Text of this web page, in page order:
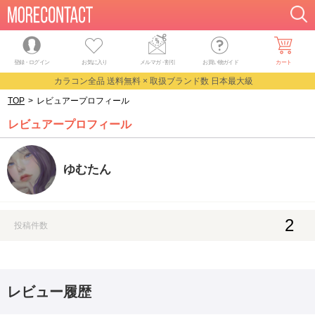
登録・ログイン お気に入り メルマガ・割引 お買い物ガイド カート
カラコン全品 送料無料 × 取扱ブランド数 日本最大級
TOP > レビュアープロフィール
レビュアープロフィール
ゆむたん
投稿件数 2
レビュー履歴